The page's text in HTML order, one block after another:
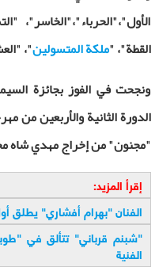
الأول"،"الحرباء"،"الخاسر"،
القطة"، "ملكة المتسولين"،
ونجحت في الفوز بجائزة
الدورة الثانية والأربعين
"مجنون" من إخراج مهدي شاه
إقرأ المزيد:
الفنان "بهرام أفشاري" يطلق
"شبنم قرباني" تتألق في
الفنية